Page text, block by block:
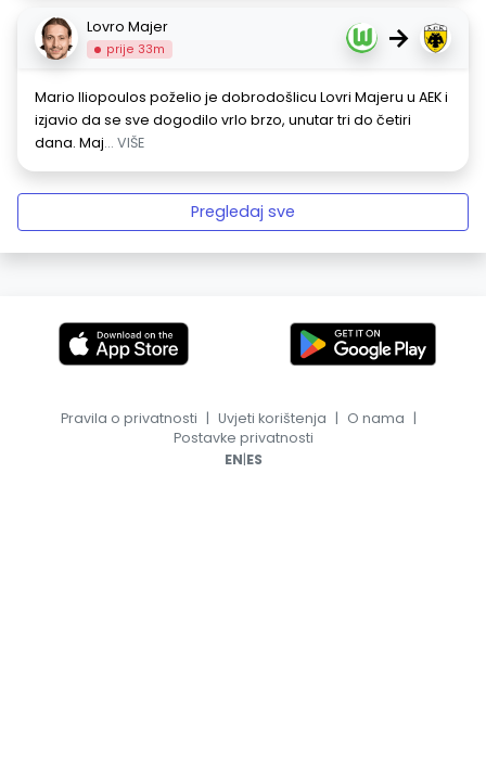
Lovro Majer
prije 33m →
Mario Iliopoulos poželio je dobrodošlicu Lovri Majeru u AEK i
izjavio da se sve dogodilo vrlo brzo, unutar tri do četiri
dana. Maj... VIŠE
Pregledaj sve
Pravila o privatnosti | Uvjeti korištenja | O nama |
Postavke privatnosti
EN|ES